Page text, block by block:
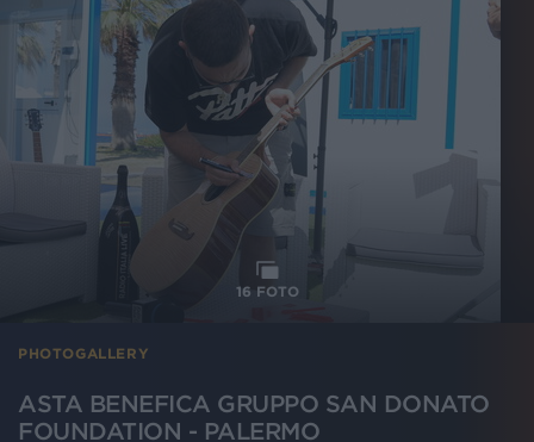
PHOTOGALLERY
ASTA BENEFICA GRUPPO SAN DONATO
FOUNDATION - PALERMO
16 FOTO